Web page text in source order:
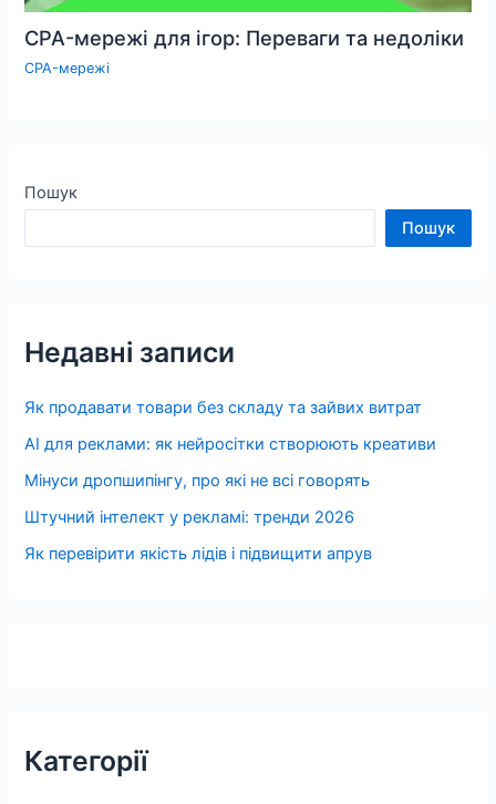
CPA-мережі для ігор: Переваги та недоліки
CPA-мережі
Пошук
Пошук
Недавні записи
Як продавати товари без складу та зайвих витрат
AI для реклами: як нейросітки створюють креативи
Мінуси дропшипінгу, про які не всі говорять
Штучний інтелект у рекламі: тренди 2026
Як перевірити якість лідів і підвищити апрув
Категорії